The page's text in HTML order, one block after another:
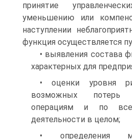
принятие
уменьшению или
наступлении
функция осуществляется
• выявления состава
характерных для
• оценки уровня
возможных
операциям и по
деятельности в целом;
• определения